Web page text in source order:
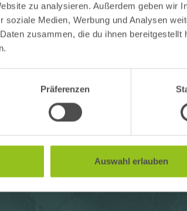
zu analysieren. Außerdem geben wir
soziale Medien, Werbung und Analysen
zusammen, die du ihnen
Präferenzen
Auswahl erlauben
ist unser beliebtes Kombi-Ticket
euer Verständnis! #teamaggua
Komfortband